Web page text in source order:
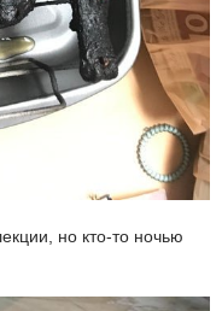
но кто-то ночью